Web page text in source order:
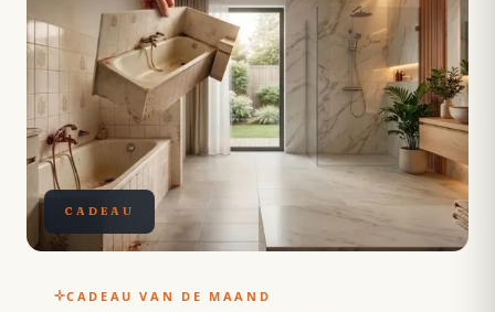
CADEAU
CADEAU VAN DE MAAND